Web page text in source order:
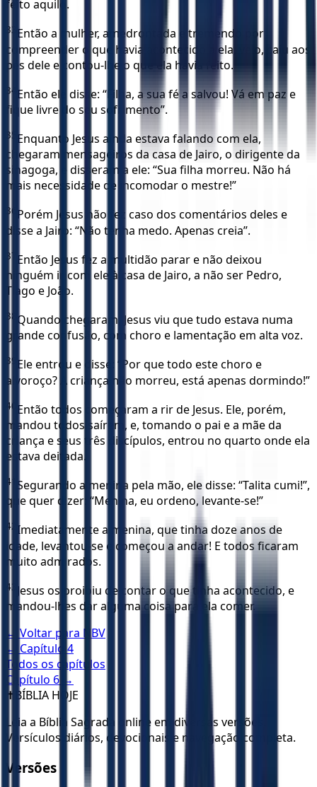
feito aquilo.
33 Então a mulher, amedrontada e tremendo por
compreender o que havia acontecido a ela, veio, caiu aos
pés dele e contou-lhe o que ela havia feito.
34 Então ele disse: “Filha, a sua fé a salvou! Vá em paz e
fique livre do seu sofrimento”.
35 Enquanto Jesus ainda estava falando com ela,
chegaram mensageiros da casa de Jairo, o dirigente da
sinagoga, e disseram a ele: “Sua filha morreu. Não há
mais necessidade de incomodar o mestre!”
36 Porém Jesus não fez caso dos comentários deles e
disse a Jairo: “Não tenha medo. Apenas creia”.
37 Então Jesus fez a multidão parar e não deixou
ninguém ir com ele à casa de Jairo, a não ser Pedro,
Tiago e João.
38 Quando chegaram, Jesus viu que tudo estava numa
grande confusão, com choro e lamentação em alta voz.
39 Ele entrou e disse: “Por que todo este choro e
alvoroço? A criança não morreu, está apenas dormindo!”
40 Então todos começaram a rir de Jesus. Ele, porém,
mandou todos saírem, e, tomando o pai e a mãe da
criança e seus três discípulos, entrou no quarto onde ela
estava deitada.
41 Segurando a menina pela mão, ele disse: “Talita cumi!”,
que quer dizer: “Menina, eu ordeno, levante-se!”
42 Imediatamente a menina, que tinha doze anos de
idade, levantou-se e começou a andar! E todos ficaram
muito admirados.
43 Jesus os proibiu de contar o que tinha acontecido, e
mandou-lhes dar alguma coisa para ela comer.
← Voltar para NBV
← Capítulo 4
Todos os capítulos
Capítulo 6 →
✝️ BÍBLIA HOJE
Leia a Bíblia Sagrada online em diversas versões.
Versículos diários, devocionais e navegação completa.
Versões